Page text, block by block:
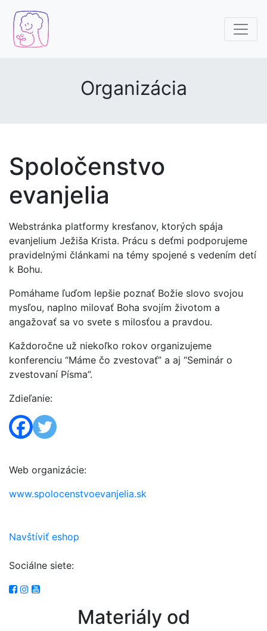
Organizácia
Spoločenstvo
evanjelia
Webstránka platformy kresťanov, ktorých spája
evanjelium Ježiša Krista. Prácu s deťmi podporujeme
pravidelnými článkami na témy spojené s vedením detí
k Bohu.
Pomáhame ľuďom lepšie poznať Božie slovo svojou
mysľou, naplno milovať Boha svojím životom a
angažovať sa vo svete s milosťou a pravdou.
Každoročne už niekoľko rokov organizujeme
konferenciu “Máme čo zvestovať” a aj “Seminár o
zvestovaní Písma”.
Zdieľanie:
Web organizácie:
www.spolocenstvoevanjelia.sk
Navštíviť eshop
Sociálne siete:
Materiály od